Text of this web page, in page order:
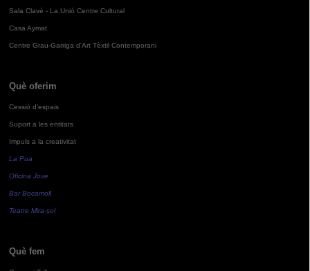
Sala Clavé - La Unió Centre Cultural
Casa Aymat
Centre Grau-Garriga d'Art Tèxtil Contemporani
Què oferim
Cessió d'espais
Suport a les entitats
Impuls a la creativitat
La Pua
Oficina Jove
Bar Bocamoll
Teatre Mira-sol
Què fem